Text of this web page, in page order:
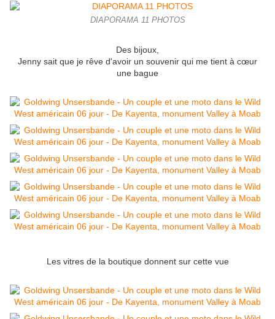
DIAPORAMA 11 PHOTOS
Des bijoux,
Jenny sait que je rêve d'avoir un souvenir qui me tient à cœur
une bague
Les vitres de la boutique donnent sur cette vue